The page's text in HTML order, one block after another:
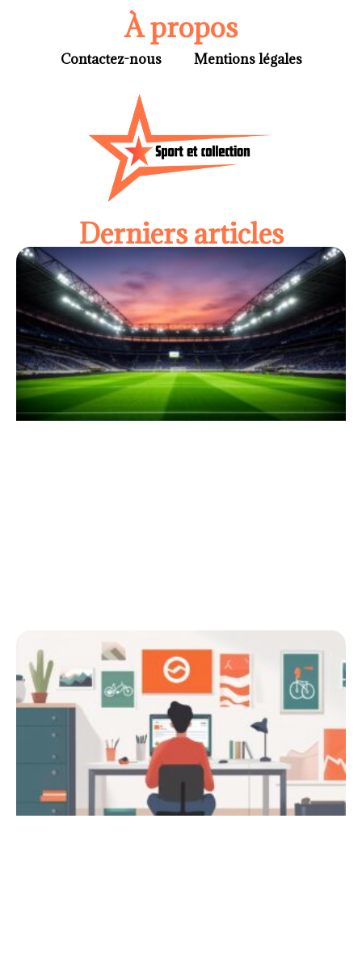
À propos
Contactez-nous Mentions légales
Derniers articles